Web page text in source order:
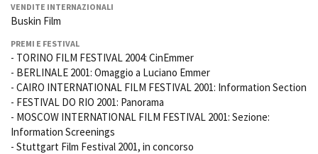
VENDITE INTERNAZIONALI
Buskin Film
PREMI E FESTIVAL
- TORINO FILM FESTIVAL 2004: CinEmmer
- BERLINALE 2001: Omaggio a Luciano Emmer
- CAIRO INTERNATIONAL FILM FESTIVAL 2001: Information Section
- FESTIVAL DO RIO 2001: Panorama
- MOSCOW INTERNATIONAL FILM FESTIVAL 2001: Sezione:
Information Screenings
- Stuttgart Film Festival 2001, in concorso